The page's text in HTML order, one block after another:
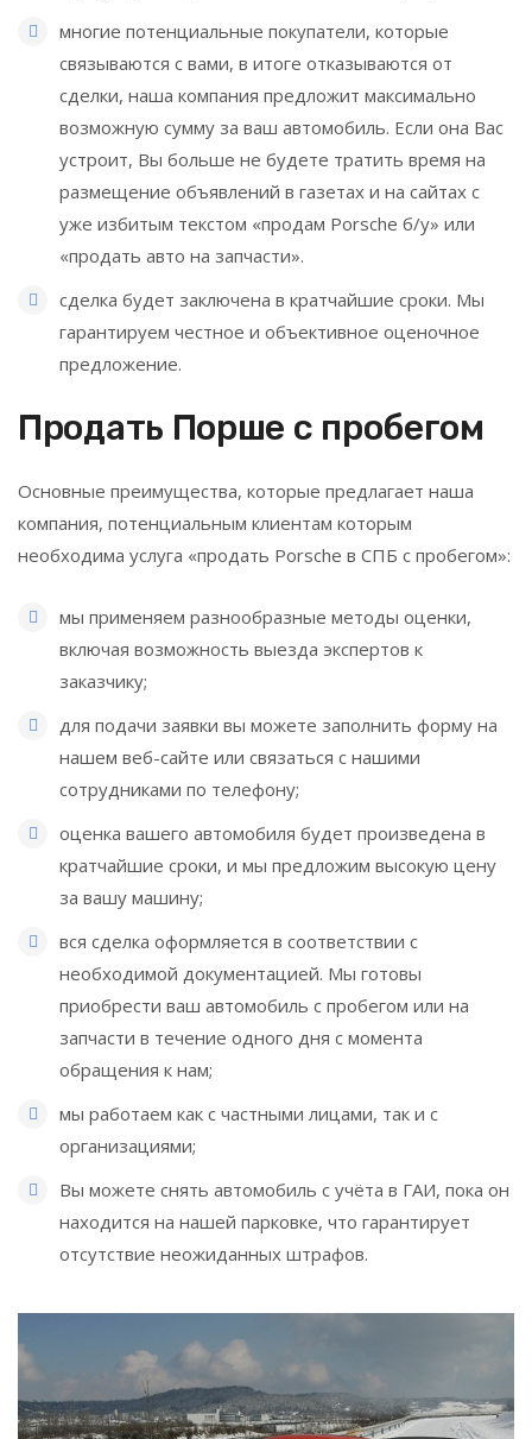
многие потенциальные покупатели, которые
связываются с вами, в итоге отказываются от
сделки, наша компания предложит максимально
возможную сумму за ваш автомобиль. Если она Вас
устроит, Вы больше не будете тратить время на
размещение объявлений в газетах и на сайтах с
уже избитым текстом «продам Porsсhe б/у» или
«продать авто на запчасти».
сделка будет заключена в кратчайшие сроки. Мы
гарантируем честное и объективное оценочное
предложение.
Продать Порше с пробегом
Основные преимущества, которые предлагает наша
компания, потенциальным клиентам которым
необходима услуга «продать Porsсhe в СПБ с пробегом»:
мы применяем разнообразные методы оценки,
включая возможность выезда экспертов к
заказчику;
для подачи заявки вы можете заполнить форму на
нашем веб-сайте или связаться с нашими
сотрудниками по телефону;
оценка вашего автомобиля будет произведена в
кратчайшие сроки, и мы предложим высокую цену
за вашу машину;
вся сделка оформляется в соответствии с
необходимой документацией. Мы готовы
приобрести ваш автомобиль с пробегом или на
запчасти в течение одного дня с момента
обращения к нам;
мы работаем как с частными лицами, так и с
организациями;
Вы можете снять автомобиль с учёта в ГАИ, пока он
находится на нашей парковке, что гарантирует
отсутствие неожиданных штрафов.